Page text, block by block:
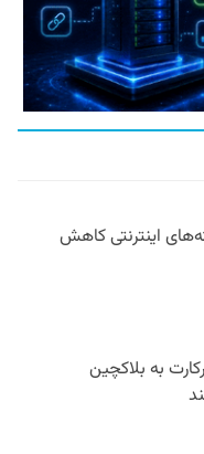
اینترنتی کاهش
به بلاکچین